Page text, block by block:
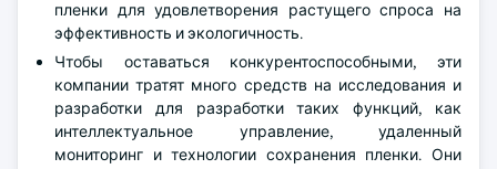
пленки для удовлетворения растущего спроса на
эффективность и экологичность.
Чтобы оставаться конкурентоспособными, эти
компании тратят много средств на исследования и
разработки для разработки таких функций, как
интеллектуальное управление, удаленный
мониторинг и технологии сохранения пленки. Они